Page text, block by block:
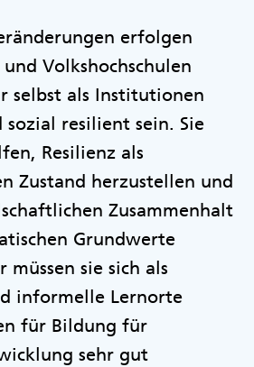
erfolgen
Volkshochschulen
selbst als Institutionen
sozial resilient sein. Sie
Resilienz als
Zustand herzustellen und
Zusammenhalt
Grundwerte
sie sich als
informelle Lernorte
für Bildung für
sehr gut